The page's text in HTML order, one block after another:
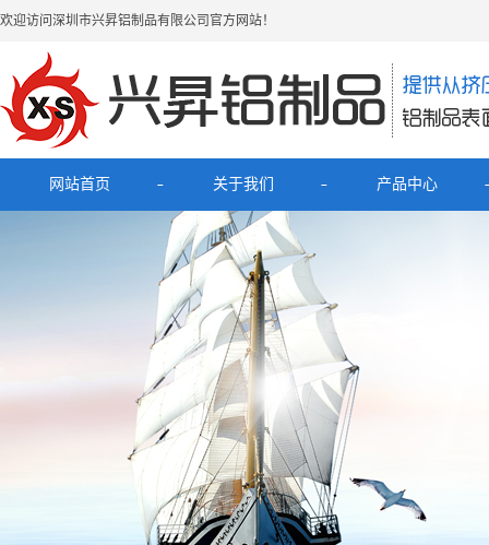
欢迎访问深圳市兴昇铝制品有限公司官方网站！
网站首页 关于我们
公司简介
联系我们
产品中心
移动电源充电宝铝外壳
数据线铝外壳